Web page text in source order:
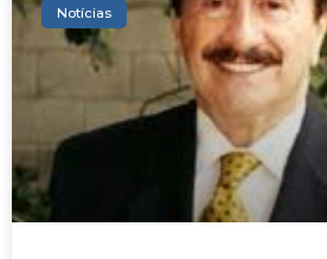
Notícias